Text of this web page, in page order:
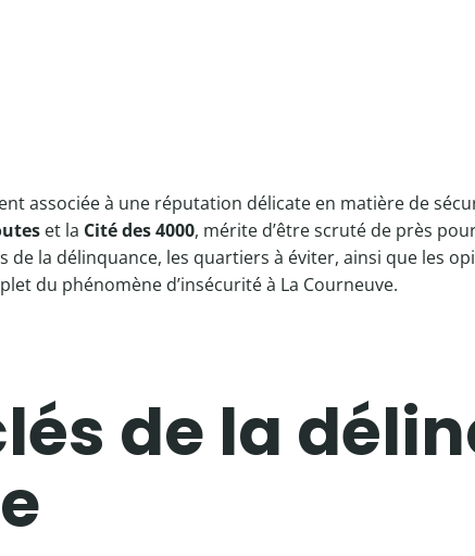
associée à une réputation délicate en matière de
et la Cité des 4000, mérite d’être scruté de près
la délinquance, les quartiers à éviter, ainsi que les
du phénomène d’insécurité à La Courneuve.
de la